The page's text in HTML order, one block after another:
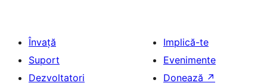
Învață
Suport
Dezvoltatori
Implică-te
Evenimente
Donează ↗